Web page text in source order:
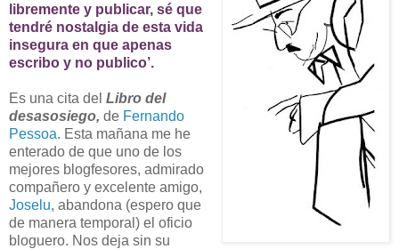
libremente y publicar, sé que
tendré nostalgia de esta vida
insegura en que apenas
escribo y no publico’.
Es una cita del Libro del
desasosiego, de Fernando
Pessoa. Esta mañana me he
enterado de que uno de los
mejores blogfesores, admirado
compañero y excelente amigo,
Joselu, abandona (espero que
de manera temporal) el oficio
bloguero. Nos deja sin su